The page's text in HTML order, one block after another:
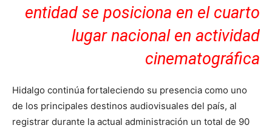
entidad se posiciona en el cuarto
lugar nacional en actividad
cinematográfica
Hidalgo continúa fortaleciendo su presencia como uno
de los principales destinos audiovisuales del país, al
registrar durante la actual administración un total de 90